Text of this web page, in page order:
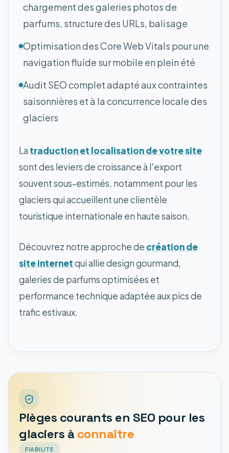
chargement des galeries photos de
parfums, structure des URLs, balisage
Optimisation des Core Web Vitals pour une
navigation fluide sur mobile en plein été
Audit SEO complet adapté aux contraintes
saisonnières et à la concurrence locale des
glaciers
La traduction et localisation de votre site
sont des leviers de croissance à l'export
souvent sous-estimés, notamment pour les
glaciers qui accueillent une clientèle
touristique internationale en haute saison.
Découvrez notre approche de création de
site internetqui allie design gourmand,
galeries de parfums optimisées et
performance technique adaptée aux pics de
trafic estivaux.
Pièges courants en SEO pour les
glaciers à connaître
FIABILITE